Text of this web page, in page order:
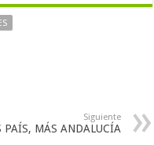
Siguiente
PAÍS, MÁS ANDALUCÍA